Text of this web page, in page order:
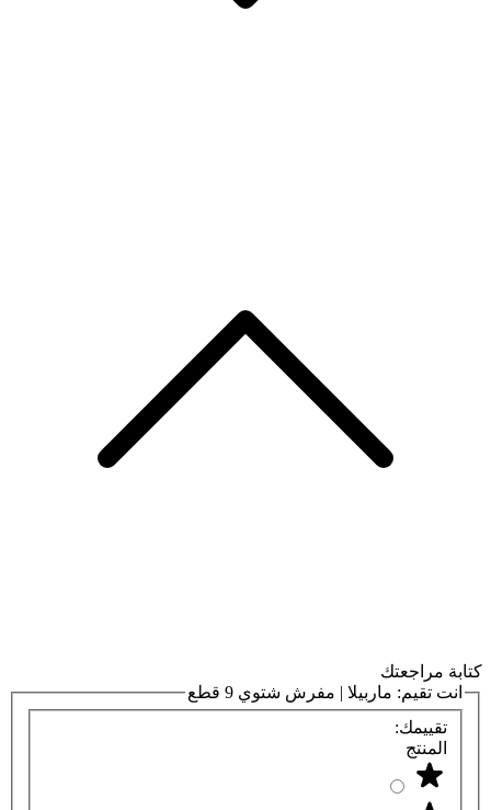
كتابة مراجعتك
انت تقيم: ماربيلا | مفرش شتوي 9 قطع
تقييمك:
المنتج